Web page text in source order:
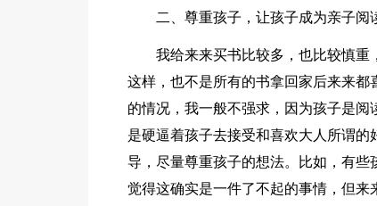
二、尊重孩子，让孩子成为亲子阅
我给来来买书比较多，也比较慎
这样，也不是所有的书拿回家后来来
的情况，我一般不强求，因为孩子是
是硬逼着孩子去接受和喜欢大人所谓
导，尽量尊重孩子的想法。比如，有
觉得这确实是一件了不起的事情，但